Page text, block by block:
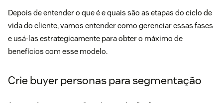
Depois de entender o que é e quais são as etapas do ciclo de
vida do cliente, vamos entender como gerenciar essas fases
e usá-las estrategicamente para obter o máximo de
benefícios com esse modelo.
Crie buyer personas para segmentação